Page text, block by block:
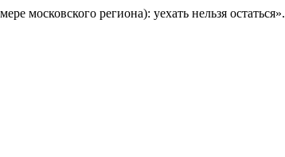
московского региона): уехать нельзя остаться».